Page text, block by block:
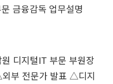
금융감독 업무설명
디지털IT 부문 부원장
부 전문가 발표 △디지